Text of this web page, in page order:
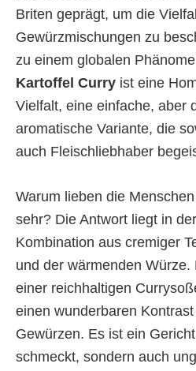
Briten geprägt, um die
Gewürzmischungen zu
zu einem globalen
Kartoffel Curry ist eine
Vielfalt, eine einfache, aber
aromatische Variante, die
auch Fleischliebhaber
Warum lieben die
sehr? Die Antwort liegt in
Kombination aus cremiger
und der wärmenden
einer reichhaltigen
einen wunderbaren
Gewürzen. Es ist ein
schmeckt, sondern auch